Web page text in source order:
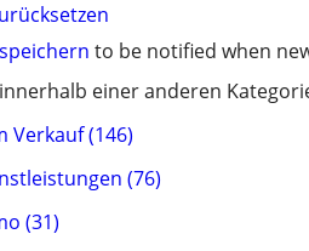
to be notified when
einer anderen
Verkauf (146)
(76)
(31)